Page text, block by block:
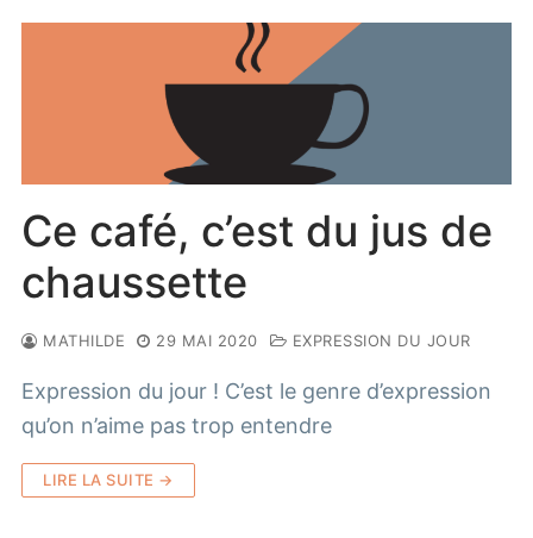
Ce café, c’est du jus de
chaussette
MATHILDE 29 MAI 2020 EXPRESSION DU JOUR
Expression du jour ! C’est le genre d’expression
qu’on n’aime pas trop entendre
LIRE LA SUITE →